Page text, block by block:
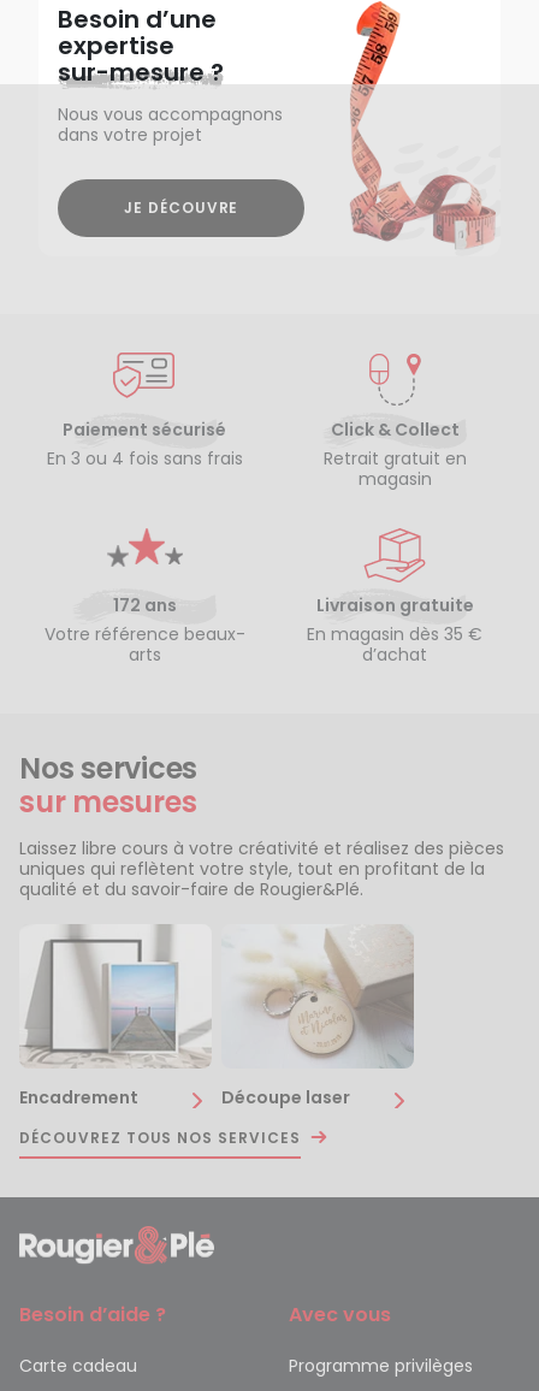
Besoin d’une
expertise
sur-mesure ?
Nous vous accompagnons
dans votre projet
JE DÉCOUVRE
Paiement sécurisé
En 3 ou 4 fois sans frais
Click & Collect
Retrait gratuit en
magasin
172 ans
Votre référence beaux-
arts
Livraison gratuite
En magasin dès 35 €
d’achat
Nos services
sur mesures
Laissez libre cours à votre créativité et réalisez des pièces
uniques qui reflètent votre style, tout en profitant de la
qualité et du savoir-faire de Rougier&Plé.
Encadrement Découpe laser
DÉCOUVREZ TOUS NOS SERVICES
Besoin d’aide ?
Carte cadeau
Avec vous
Programme privilèges